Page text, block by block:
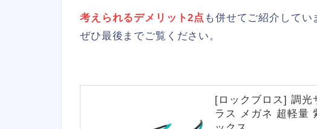
考えられるデメリット2点 も併せてご紹介してい
ぜひ最後までご覧ください。
[ロックブロス] 調光
ラス メガネ 超軽量